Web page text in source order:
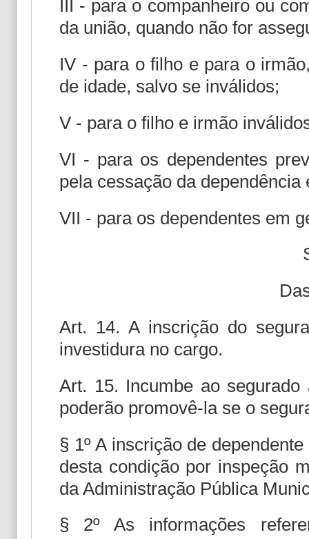
III - para o companheiro ou
da união, quando não for
IV - para o filho e para o
de idade, salvo se inválidos;
V - para o filho e irmão
VI - para os dependentes
pela cessação da
VII - para os dependentes em
Art. 14. A inscrição do
investidura no cargo.
Art. 15. Incumbe ao
poderão promovê-la se o
§ 1º A inscrição de
desta condição por inspeção
da Administração Pública
§ 2º As informações